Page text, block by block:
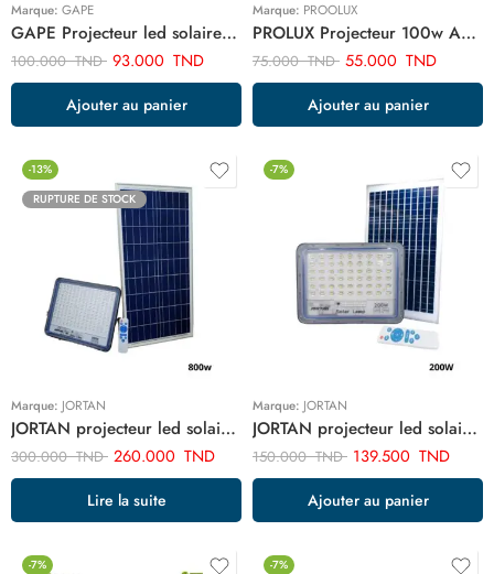
Marque: GAPE
GAPE Projecteur led solaire 100w rechargeable ART100W
100.000TND 93.000 TND
Ajouter au panier
Marque: PROOLUX
PROLUX Projecteur 100w ART03408
75.000TND 55.000 TND
Ajouter au panier
-13%
RUPTURE DE STOCK
Marque: JORTAN
JORTAN projecteur led solaire 800w ART02973
300.000TND 260.000 TND
Lire la suite
-7%
Marque: JORTAN
JORTAN projecteur led solaire 200w ART02972
150.000TND 139.500 TND
Ajouter au panier
-7%
-7%